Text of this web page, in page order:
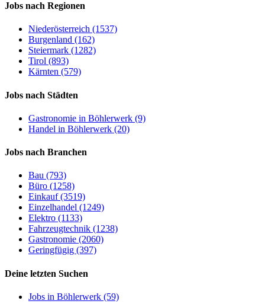
Jobs nach Regionen
Niederösterreich (1537)
Burgenland (162)
Steiermark (1282)
Tirol (893)
Kärnten (579)
Jobs nach Städten
Gastronomie in Böhlerwerk (9)
Handel in Böhlerwerk (20)
Jobs nach Branchen
Bau (793)
Büro (1258)
Einkauf (3519)
Einzelhandel (1249)
Elektro (1133)
Fahrzeugtechnik (1238)
Gastronomie (2060)
Geringfügig (397)
Deine letzten Suchen
Jobs in Böhlerwerk (59)